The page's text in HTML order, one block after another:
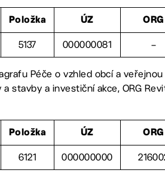
Položka ÚZ ORG
5137 000000081 –
Péče o vzhled obcí a
a stavby a investiční akce, ORG
Položka ÚZ ORG
6121 000000000